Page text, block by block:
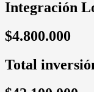
Integración
$4.800.000
Total